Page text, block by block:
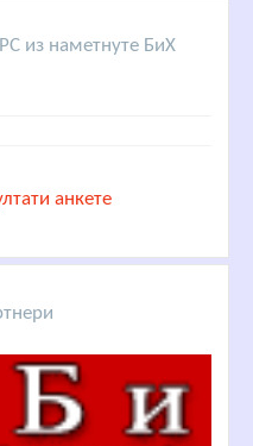
из наметнуте БиХ
анкете